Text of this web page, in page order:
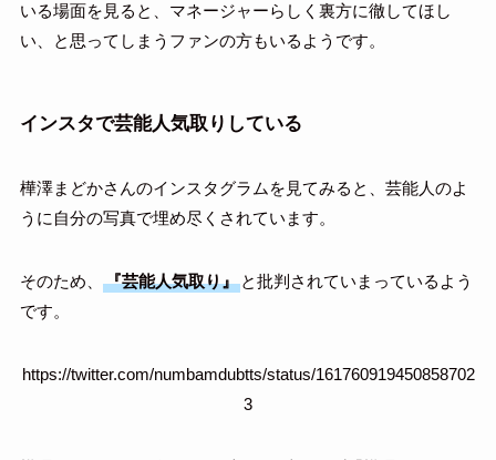
いる場面を見ると、マネージャーらしく裏方に徹してほし
い、と思ってしまうファンの方もいるようです。
インスタで芸能人気取りしている
樺澤まどかさんのインスタグラムを見てみると、芸能人のよ
うに自分の写真で埋め尽くされています。
そのため、 『芸能人気取り』と批判されていまっているよう
です。
https://twitter.com/numbamdubtts/status/161760919450858702
3